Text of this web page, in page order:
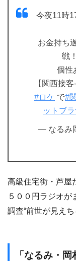
今夜11時
お金持ち
戦
個性
【関西接
#ロケ で#
ットブ
— なるみ
高級住宅街・芦屋
５００円ラジオ
調査“前世が見え
「なるみ・